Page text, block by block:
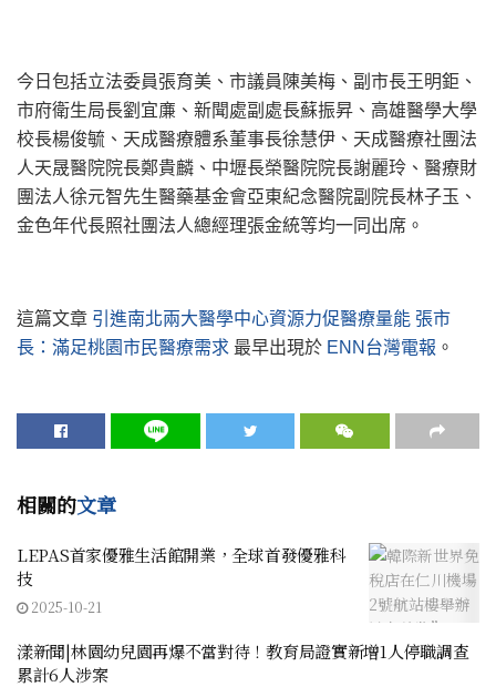
今日包括立法委員張育美、市議員陳美梅、副市長王明鉅、
市府衛生局長劉宜亷、新聞處副處長蘇振昇、 高雄醫學大學
校長楊俊毓、天成醫療體系董事長徐慧伊、 天成醫療社團法
人天晟醫院院長鄭貴麟、中壢長榮醫院院長謝麗玲、 醫療財
團法人徐元智先生醫藥基金會亞東紀念醫院副院長林子玉、
金色年代長照社團法人總經理張金統等均一同出席。
這篇文章 引進南北兩大醫學中心資源力促醫療量能 張市
長：滿足桃園市民醫療需求 最早出現於 ENN台灣電報 。
相關的文章
LEPAS首家優雅生活館開業，全球首發優雅科
技
2025-10-21
漾新聞|林園幼兒園再爆不當對待！教育局證實新增1人停職調查
累計6人涉案